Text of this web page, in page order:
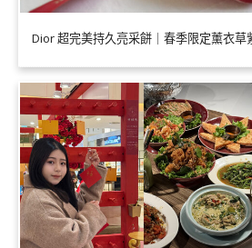
Dior 超完美持久亮采餅｜春季限定薰衣